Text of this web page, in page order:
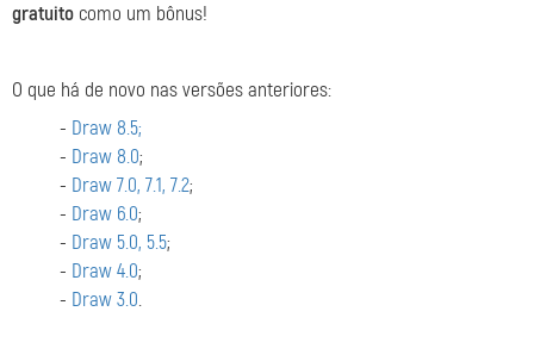
gratuito como um bônus!
O que há de novo nas versões anteriores:
- Draw 8.5;
- Draw 8.0;
- Draw 7.0, 7.1, 7.2;
- Draw 6.0;
- Draw 5.0, 5.5;
- Draw 4.0;
- Draw 3.0.